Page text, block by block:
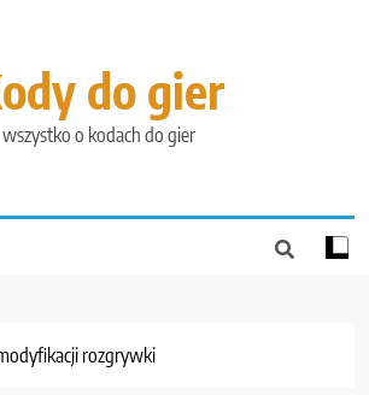
do gier
wszystko o kodach do gier
rozgrywki